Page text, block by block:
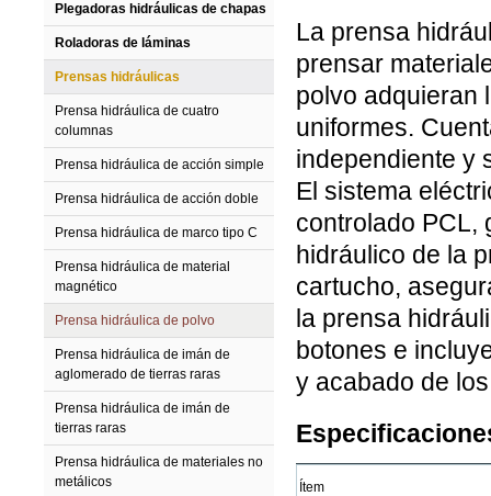
Plegadoras hidráulicas de chapas
Roladoras de láminas
Prensas hidráulicas
Prensa hidráulica de cuatro
columnas
Prensa hidráulica de acción simple
Prensa hidráulica de acción doble
Prensa hidráulica de marco tipo C
Prensa hidráulica de material
magnético
Prensa hidráulica de polvo
Prensa hidráulica de imán de
aglomerado de tierras raras
Prensa hidráulica de imán de
tierras raras
Prensa hidráulica de materiales no
metálicos
La prensa
prensar
polvo adquieran
uniformes.
independiente y
El sistema
controlado PCL,
hidráulico de la
cartucho,
la prensa
botones e
y acabado de
Ítem